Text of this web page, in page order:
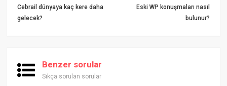
Cebrail dünyaya kaç kere daha
gelecek?
Eski WP konuşmaları nasıl
bulunur?
Benzer sorular
Sıkça sorulan sorular